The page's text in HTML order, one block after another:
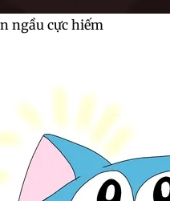
ngầu cực hiếm